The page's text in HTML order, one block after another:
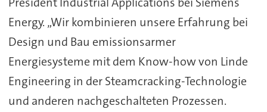
Energy. „Wir kombinieren unsere Erfahrung bei
Design und Bau emissionsarmer
Energiesysteme mit dem Know-how von Linde
Engineering in der Steamcracking-Technologie
und anderen nachgeschalteten Prozessen.